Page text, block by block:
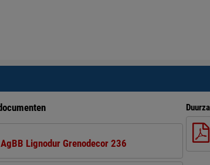
AgBB Lignodur Grenodecor 236